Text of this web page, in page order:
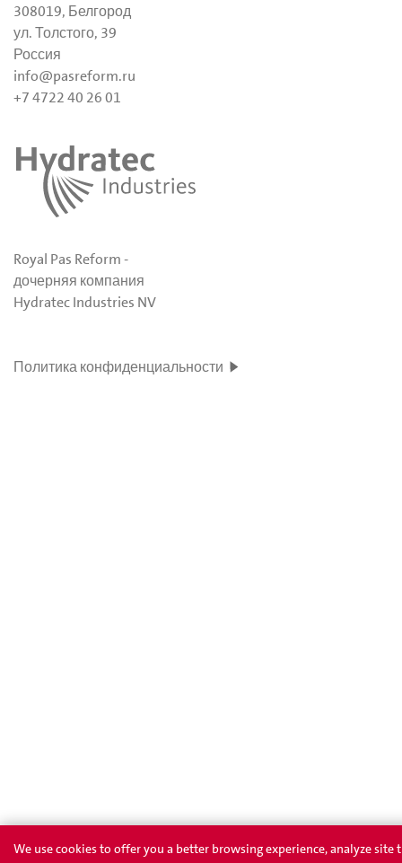
308019, Белгород
ул. Толстого, 39
Россия
info@pasreform.ru
+7 4722 40 26 01
Royal Pas Reform -
дочерняя компания
Hydratec Industries NV
Политика конфиденциальности
We use cookies to offer you a better browsing experience, analyze site